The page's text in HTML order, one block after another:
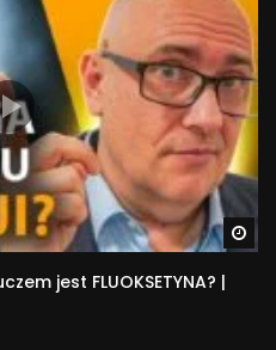
jest FLUOKSETYNA? |